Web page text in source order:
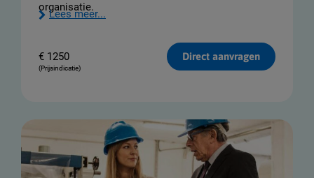
organisatie.
Lees meer...
€ 1250
(Prijsindicatie)
Direct aanvragen